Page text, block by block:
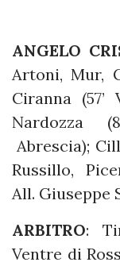
ANGELO
Artoni, Mur,
Ciranna (57’
Nardozza
Abrescia);
Russillo,
All. Giuseppe
ARBITRO:
Ventre di